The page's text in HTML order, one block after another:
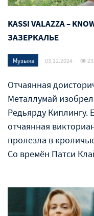
KASSI VALAZZA –
ЗАЗЕРКАЛЬЕ
Музыка 03.12.2024
Отчаянная
Металлумай
Редьярду Киплингу.
отчаянная
пролезла в
Со времён Патси